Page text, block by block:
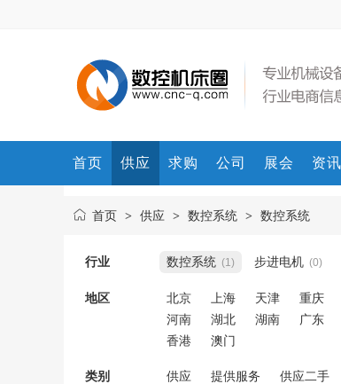
首页 供应 求购 公司 展会 资讯
首页 > 供应 > 数控系统 > 数控系统
行业 数控系统 (1) 步进电机 (0)
地区 北京 上海 天津 重庆
河南
湖北 湖南 广东
香港
澳门
类别 供应 提供服务 供应二手